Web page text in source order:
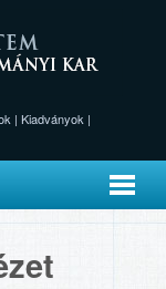
| Kiadványok |